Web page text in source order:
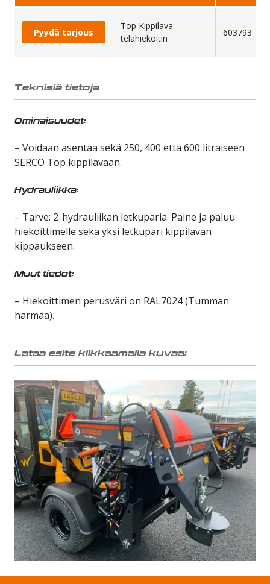
Pyydä tarjous
Top Kippilava
telahiekoitin
603793
Teknisiä tietoja
Ominaisuudet:
– Voidaan asentaa sekä 250, 400 että 600 litraiseen
SERCO Top kippilavaan.
Hydrauliikka:
– Tarve: 2-hydrauliikan letkuparia. Paine ja paluu
hiekoittimelle sekä yksi letkupari kippilavan
kippaukseen.
Muut tiedot:
– Hiekoittimen perusväri on RAL7024 (Tumman
harmaa).
Lataa esite klikkaamalla kuvaa: